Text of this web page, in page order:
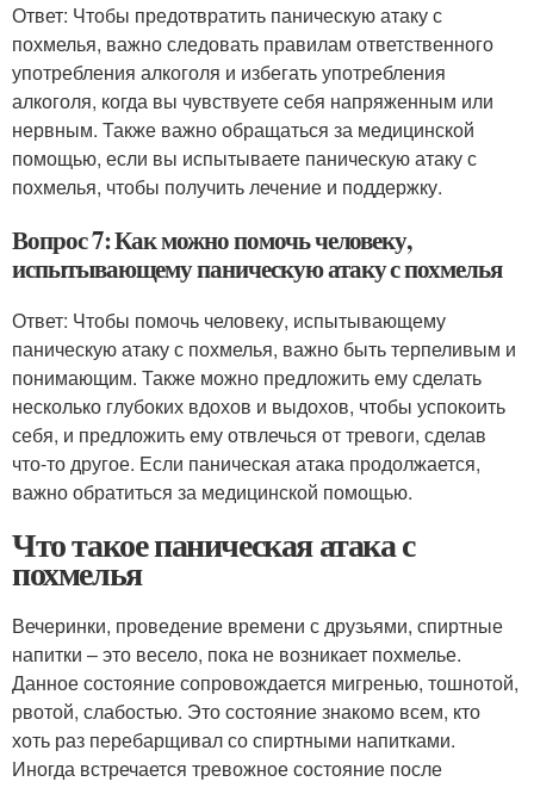
Ответ: Чтобы предотвратить паническую атаку с
похмелья, важно следовать правилам ответственного
употребления алкоголя и избегать употребления
алкоголя, когда вы чувствуете себя напряженным или
нервным. Также важно обращаться за медицинской
помощью, если вы испытываете паническую атаку с
похмелья, чтобы получить лечение и поддержку.
Вопрос 7: Как можно помочь человеку,
испытывающему паническую атаку с похмелья
Ответ: Чтобы помочь человеку, испытывающему
паническую атаку с похмелья, важно быть терпеливым и
понимающим. Также можно предложить ему сделать
несколько глубоких вдохов и выдохов, чтобы успокоить
себя, и предложить ему отвлечься от тревоги, сделав
что-то другое. Если паническая атака продолжается,
важно обратиться за медицинской помощью.
Что такое паническая атака с
похмелья
Вечеринки, проведение времени с друзьями, спиртные
напитки – это весело, пока не возникает похмелье.
Данное состояние сопровождается мигренью, тошнотой,
рвотой, слабостью. Это состояние знакомо всем, кто
хоть раз перебарщивал со спиртными напитками.
Иногда встречается тревожное состояние после